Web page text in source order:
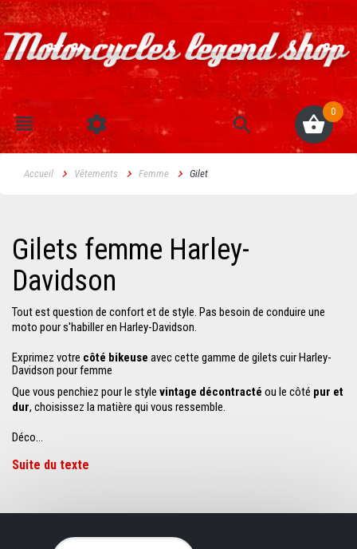
0
Accueil Vêtements Femme Gilet
Gilets femme Harley-
Davidson
Tout est question de confort et de style. Pas besoin de conduire une
moto pour s'habiller en Harley-Davidson.
Exprimez votre côté bikeuse avec cette gamme de gilets cuir Harley-
Davidson pour femme
Que vous penchiez pour le style vintage décontracté ou le côté pur et
dur, choisissez la matière qui vous ressemble.
Déco...
Suite du texte